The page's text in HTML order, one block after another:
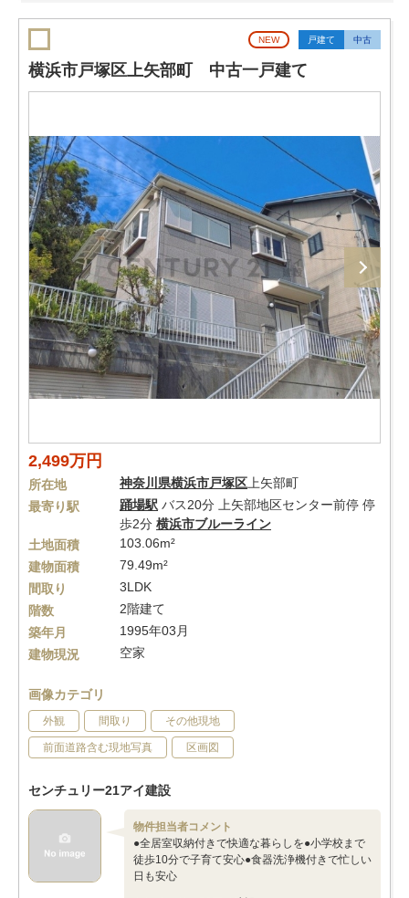
NEW 戸建て 中古
横浜市戸塚区上矢部町 中古一戸建て
2,499万円
所在地 神奈川県横浜市戸塚区 上矢部町
最寄り駅
踊場駅 バス20分 上矢部地区センター前停 停
歩2分 横浜市ブルーライン
土地面積
103.06m²
建物面積
79.49m²
間取り
3LDK
階数
2階建て
築年月
1995年03月
建物現況
空家
画像カテゴリ
外観 間取り その他現地
前面道路含む現地写真 区画図
センチュリー21アイ建設
物件担当者コメント
●全居室収納付きで快適な暮らしを●小学校まで
徒歩10分で子育て安心●食器洗浄機付きで忙しい
日も安心